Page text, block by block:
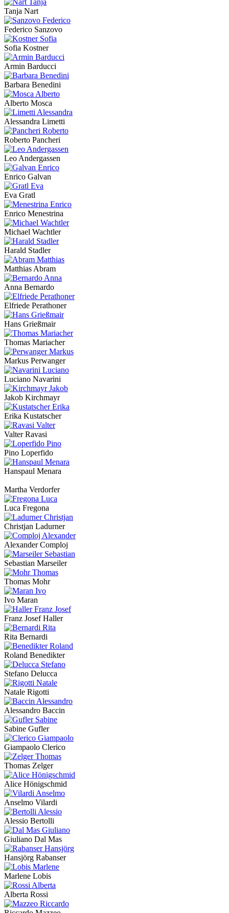
Tanja Nart
Federico Sanzovo
Sofia Kostner
Armin Barducci
Barbara Benedini
Alberto Mosca
Alessandra Limetti
Roberto Pancheri
Leo Andergassen
Enrico Galvan
Eva Gratl
Enrico Menestrina
Michael Wachtler
Harald Stadler
Matthias Abram
Anna Bernardo
Elfriede Perathoner
Hans Grießmair
Thomas Mariacher
Markus Perwanger
Luciano Navarini
Jakob Kirchmayr
Erika Kustatscher
Valter Ravasi
Pino Loperfido
Hanspaul Menara
Martha Verdorfer
Luca Fregona
Christjan Ladurner
Alexander Comploj
Sebastian Marseiler
Thomas Mohr
Ivo Maran
Franz Josef Haller
Rita Bernardi
Roland Benedikter
Stefano Delucca
Natale Rigotti
Alessandro Baccin
Sabine Gufler
Giampaolo Clerico
Thomas Zelger
Alice Hönigschmid
Anselmo Vilardi
Alessio Bertolli
Giuliano Dal Mas
Hansjörg Rabanser
Marlene Lobis
Alberta Rossi